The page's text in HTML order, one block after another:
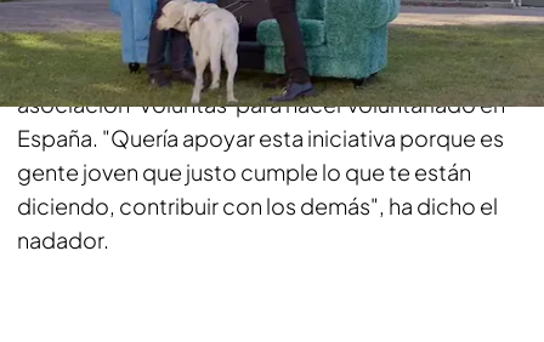
Enhamed quiere que el dinero conseguido en la
subasta del chester vaya destinado a la
asociación 'Voluntas' para hacer voluntariado en
España. "Quería apoyar esta iniciativa porque es
gente joven que justo cumple lo que te están
diciendo, contribuir con los demás", ha dicho el
nadador.